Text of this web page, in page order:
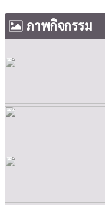
ภาพกิจกรรม